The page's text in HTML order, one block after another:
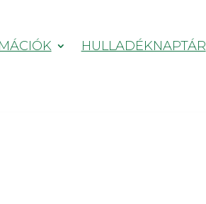
HULLADÉKNAPTÁR